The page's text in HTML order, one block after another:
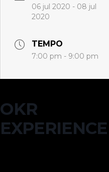
06 jul 2020 - 08 jul
2020
TEMPO
7:00 pm - 9:00 pm
OKR
EXPERIENCE